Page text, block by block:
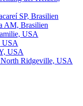
SP, Brasilien
AM, Brasilien
USA
USA
USA
Ridgeville, USA